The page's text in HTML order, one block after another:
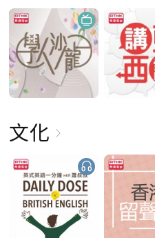
文化